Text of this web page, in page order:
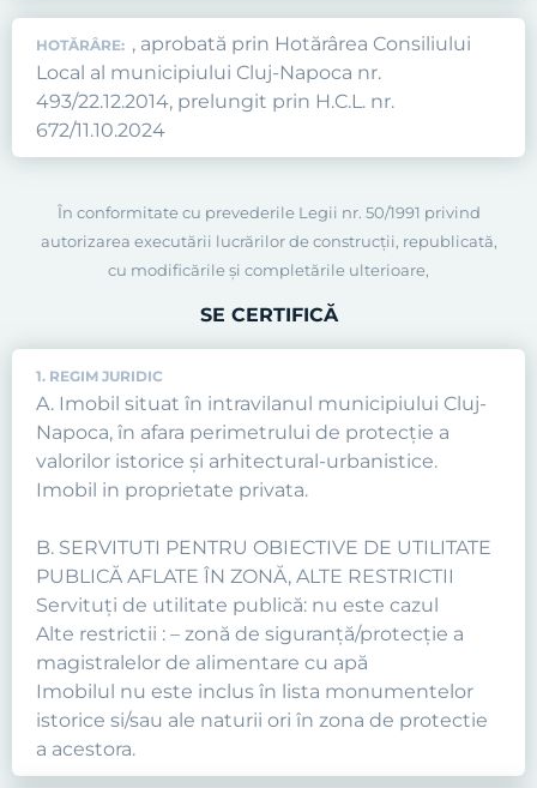
HOTĂRÂRE: , aprobată prin Hotărârea Consiliului
Local al municipiului Cluj-Napoca nr.
493/22.12.2014, prelungit prin H.C.L. nr.
672/11.10.2024
În conformitate cu prevederile Legii nr. 50/1991 privind
autorizarea executării lucrărilor de construcţii, republicată,
cu modificările şi completările ulterioare,
SE CERTIFICĂ
1. REGIM JURIDIC
A. Imobil situat în intravilanul municipiului Cluj-
Napoca, în afara perimetrului de protecţie a
valorilor istorice şi arhitectural-urbanistice.
Imobil in proprietate privata.
B. SERVITUTI PENTRU OBIECTIVE DE UTILITATE
PUBLICĂ AFLATE ÎN ZONĂ, ALTE RESTRICTII
Servituţi de utilitate publică: nu este cazul
Alte restrictii : – zonă de siguranță/protecție a
magistralelor de alimentare cu apă
Imobilul nu este inclus în lista monumentelor
istorice si/sau ale naturii ori în zona de protectie
a acestora.